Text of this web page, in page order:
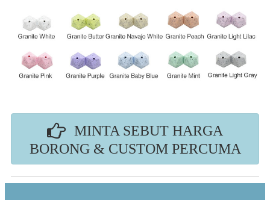
MINTA SEBUT HARGA
BORONG & CUSTOM PERCUMA